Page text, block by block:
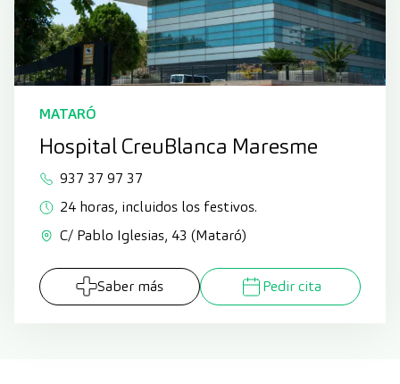
MATARÓ
Hospital CreuBlanca Maresme
937 37 97 37
24 horas, incluidos los festivos.
C/ Pablo Iglesias, 43 (Mataró)
Saber más Pedir cita